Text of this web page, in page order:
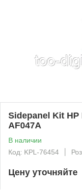
Sidepanel Kit
AF047A
В наличии
Код: KPL-76454
Цену уточняйте